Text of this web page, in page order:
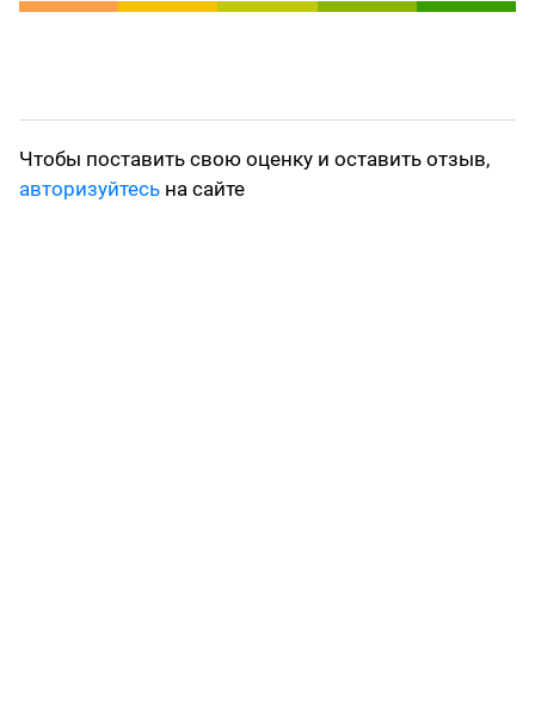
Чтобы поставить свою оценку и оставить отзыв,
авторизуйтесь на сайте